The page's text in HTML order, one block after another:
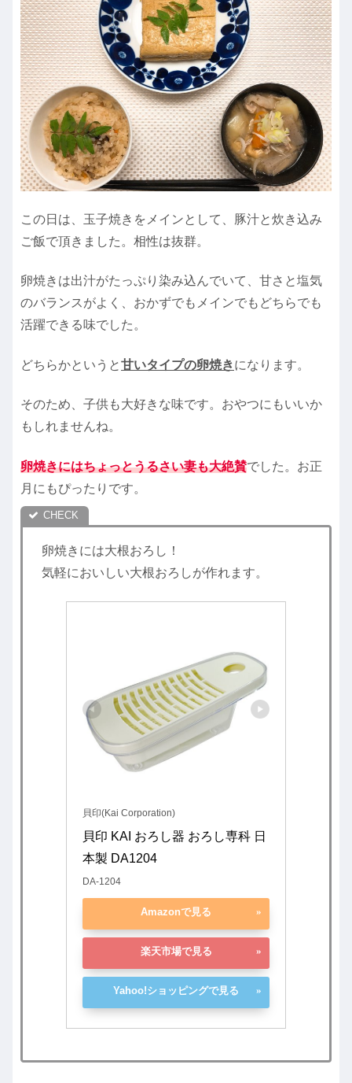
この日は、玉子焼きをメインとして、豚汁と炊き込み
ご飯で頂きました。相性は抜群。
卵焼きは出汁がたっぷり染み込んでいて、甘さと塩気
のバランスがよく、おかずでもメインでもどちらでも
活躍できる味でした。
どちらかというと甘いタイプの卵焼きになります。
そのため、子供も大好きな味です。おやつにもいいか
もしれませんね。
卵焼きにはちょっとうるさい妻も大絶賛でした。お正
月にもぴったりです。
卵焼きには大根おろし！
気軽においしい大根おろしが作れます。
貝印(Kai Corporation)
貝印 KAI おろし器 おろし専科 日
本製 DA1204
DA-1204
Amazonで見る
楽天市場で見る
Yahoo!ショッピングで見る